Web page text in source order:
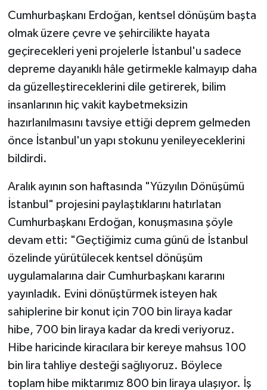
Cumhurbaşkanı Erdoğan, kentsel dönüşüm başta
olmak üzere çevre ve şehircilikte hayata
geçirecekleri yeni projelerle İstanbul'u sadece
depreme dayanıklı hâle getirmekle kalmayıp daha
da güzelleştireceklerini dile getirerek, bilim
insanlarının hiç vakit kaybetmeksizin
hazırlanılmasını tavsiye ettiği deprem gelmeden
önce İstanbul'un yapı stokunu yenileyeceklerini
bildirdi.
Aralık ayının son haftasında "Yüzyılın Dönüşümü
İstanbul" projesini paylaştıklarını hatırlatan
Cumhurbaşkanı Erdoğan, konuşmasına şöyle
devam etti: "Geçtiğimiz cuma günü de İstanbul
özelinde yürütülecek kentsel dönüşüm
uygulamalarına dair Cumhurbaşkanı kararını
yayınladık. Evini dönüştürmek isteyen hak
sahiplerine bir konut için 700 bin liraya kadar
hibe, 700 bin liraya kadar da kredi veriyoruz.
Hibe haricinde kiracılara bir kereye mahsus 100
bin lira tahliye desteği sağlıyoruz. Böylece
toplam hibe miktarımız 800 bin liraya ulaşıyor. İş